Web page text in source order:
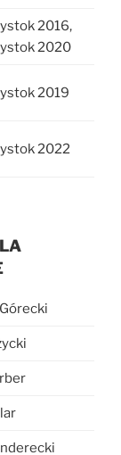
2016,
2020
2019
2022